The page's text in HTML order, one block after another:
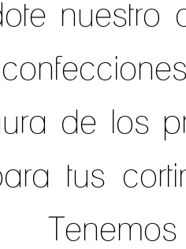
nuestro
de los
tus